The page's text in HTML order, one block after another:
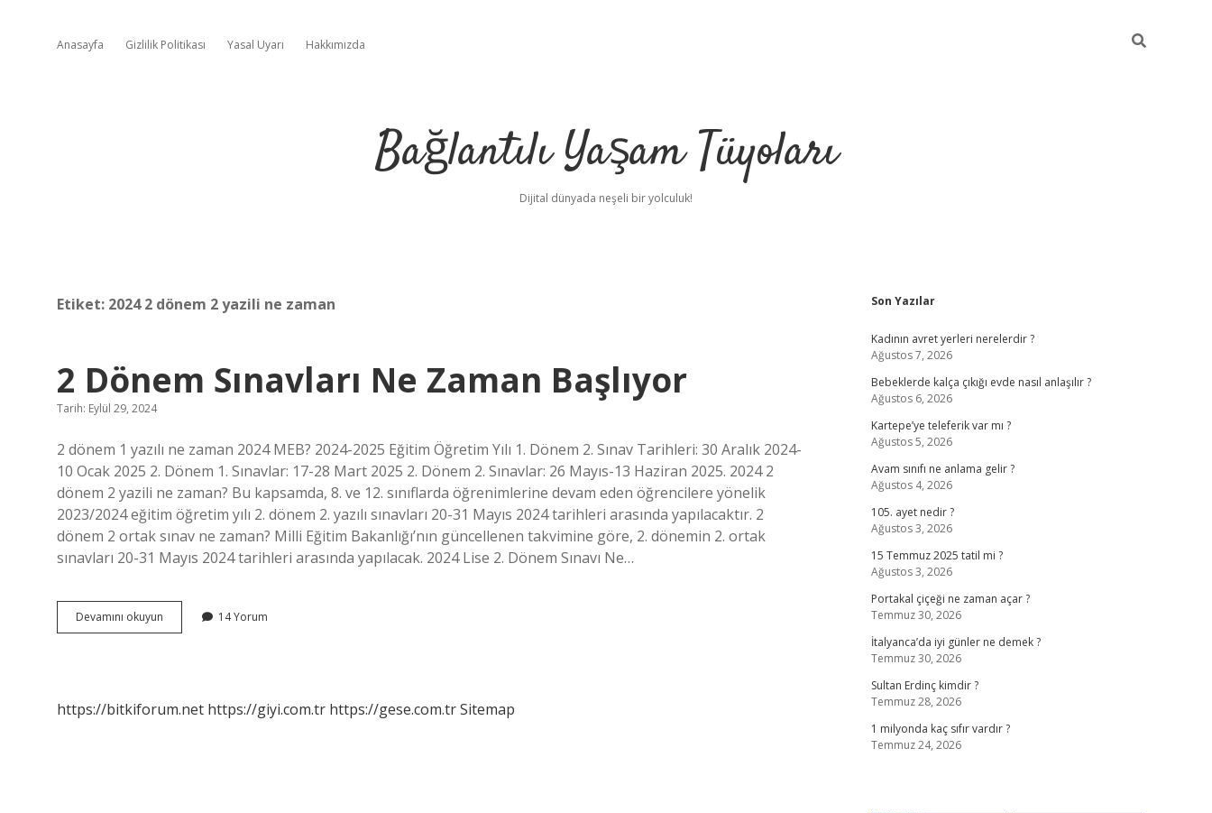
Anasayfa Gizlilik Politikası Yasal Uyarı Hakkımızda
Bağlantılı Yaşam Tüyoları
Dijital dünyada neşeli bir yolculuk!
Etiket: 2024 2 dönem 2 yazili ne zaman
2 Dönem Sınavları Ne Zaman Başlıyor
Tarih: Eylül 29, 2024
2 dönem 1 yazılı ne zaman 2024 MEB? 2024-2025 Eğitim Öğretim Yılı 1. Dönem 2. Sınav Tarihleri: 30 Aralık 2024-
10 Ocak 2025 2. Dönem 1. Sınavlar: 17-28 Mart 2025 2. Dönem 2. Sınavlar: 26 Mayıs-13 Haziran 2025. 2024 2
dönem 2 yazili ne zaman? Bu kapsamda, 8. ve 12. sınıflarda öğrenimlerine devam eden öğrencilere yönelik
2023/2024 eğitim öğretim yılı 2. dönem 2. yazılı sınavları 20-31 Mayıs 2024 tarihleri ​​arasında yapılacaktır. 2
dönem 2 ortak sınav ne zaman? Milli Eğitim Bakanlığı’nın güncellenen takvimine göre, 2. dönemin 2. ortak
sınavları 20-31 Mayıs 2024 tarihleri ​​arasında yapılacak. 2024 Lise 2. Dönem Sınavı Ne…
Devamını okuyun
Dönem
14 Yorum
https://bitkiforum.net https://giyi.com.tr https://gese.com.trSitemap
Sidebar
Son Yazılar
Kadının avret yerleri nerelerdir ?
Ağustos 7, 2026
Bebeklerde kalça çıkığı evde nasıl anlaşılır ?
Ağustos 6, 2026
Kartepe’ye teleferik var mı ?
Ağustos 5, 2026
Avam sınıfı ne anlama gelir ?
Ağustos 4, 2026
105. ayet nedir ?
Ağustos 3, 2026
15 Temmuz 2025 tatil mi ?
Ağustos 3, 2026
Portakal çiçeği ne zaman açar ?
Temmuz 30, 2026
İtalyanca’da iyi günler ne demek ?
Temmuz 30, 2026
Sultan Erdinç kimdir ?
Temmuz 28, 2026
1 milyonda kaç sıfır vardır ?
Temmuz 24, 2026